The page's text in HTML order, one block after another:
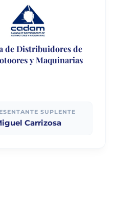
de Distribuidores de
y Maquinarias
SUPLENTE
Carrizosa